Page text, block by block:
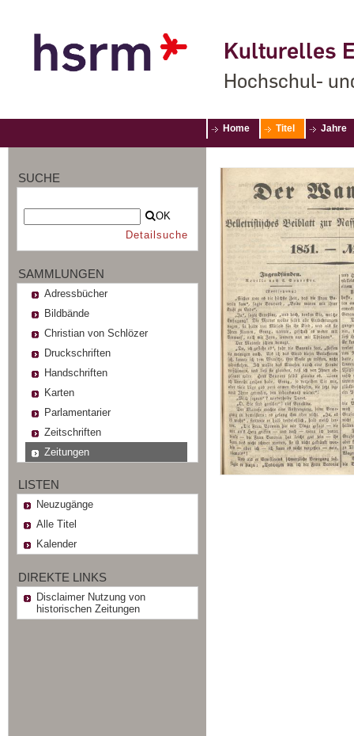
Kulturelles
Hochschul-
Home Titel Jahre
SUCHE
OK
Detailsuche
SAMMLUNGEN
Adressbücher
Bildbände
Christian von Schlözer
Druckschriften
Handschriften
Karten
Parlamentarier
Zeitschriften
Zeitungen
LISTEN
Neuzugänge
Alle Titel
Kalender
DIREKTE LINKS
Disclaimer Nutzung von
historischen Zeitungen